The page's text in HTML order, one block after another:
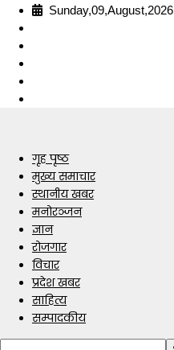
Sunday,09,August,2026
गृह पृष्ठ
मुख्य समाचार
स्थानीय खबर
मनोरञ्जन
ज्ञान
रोजगार
विचार
प्रदेश खबर
साहित्य
सम्पादकीय